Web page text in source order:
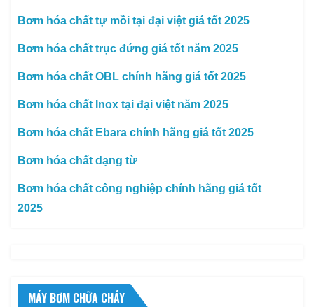
Bơm hóa chất tự mồi tại đại việt giá tốt 2025
Bơm hóa chất trục đứng giá tốt năm 2025
Bơm hóa chất OBL chính hãng giá tốt 2025
Bơm hóa chất Inox tại đại việt năm 2025
Bơm hóa chất Ebara chính hãng giá tốt 2025
Bơm hóa chất dạng từ
Bơm hóa chất công nghiệp chính hãng giá tốt
2025
MÁY BƠM CHỮA CHÁY